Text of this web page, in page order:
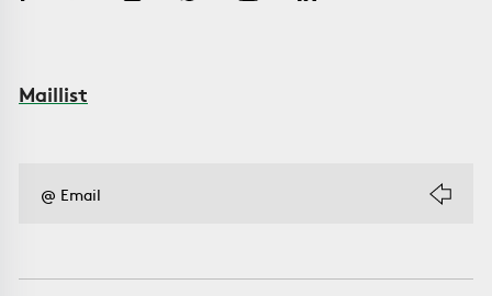
Maillist